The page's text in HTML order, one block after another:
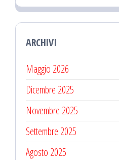
ARCHIVI
Maggio 2026
Dicembre 2025
Novembre 2025
Settembre 2025
Agosto 2025